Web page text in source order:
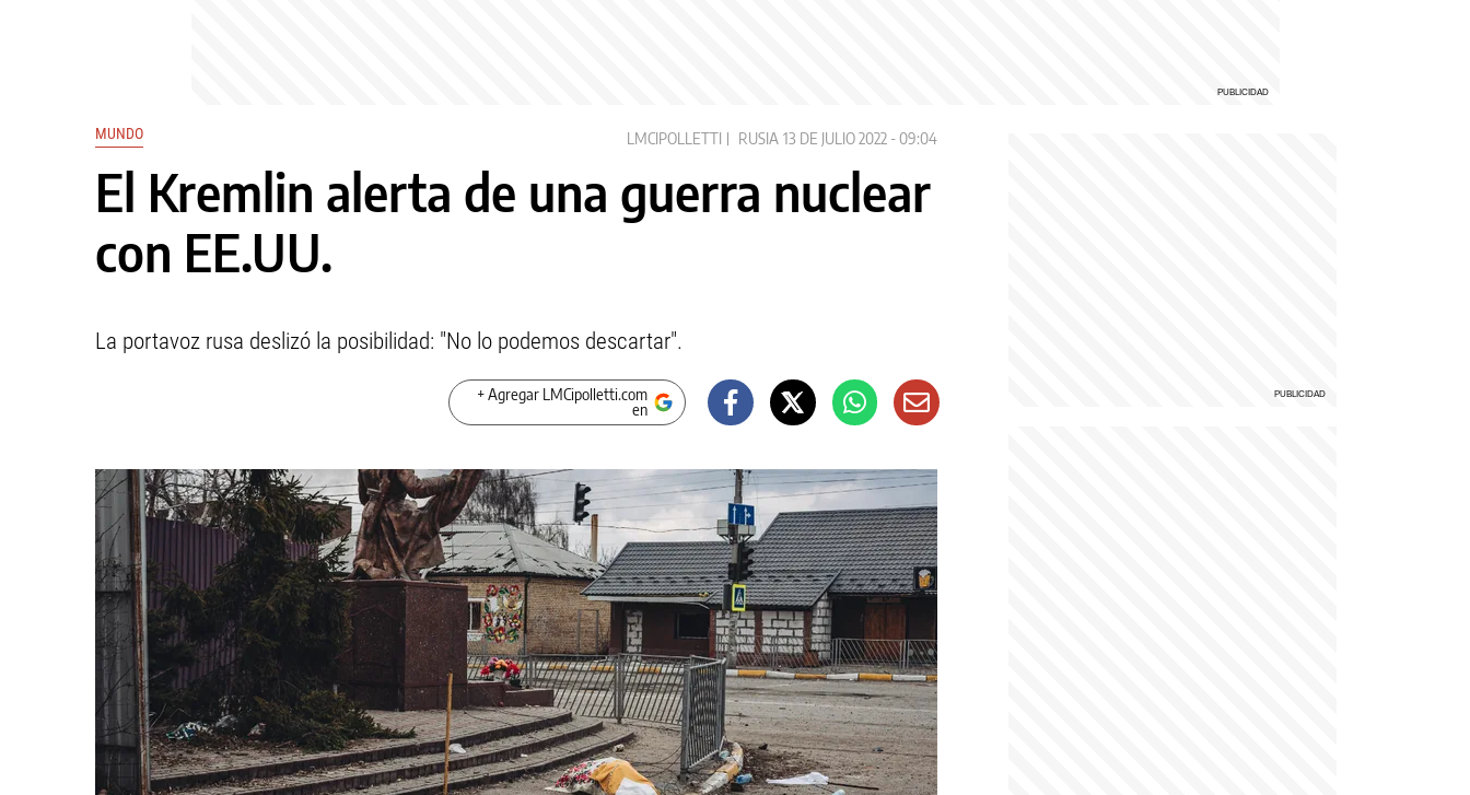
MUNDO LMCIPOLLETTI RUSIA 13 DE JULIO 2022 - 09:04
El Kremlin alerta de una guerra nuclear
con EE.UU.
La portavoz rusa deslizó la posibilidad: "No lo podemos descartar".
+ Agregar LMCipolletti.com
en